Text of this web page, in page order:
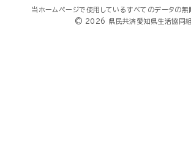
当ホームページで使用しているすべてのデータの無
© 2026 県民共済愛知県生活協同